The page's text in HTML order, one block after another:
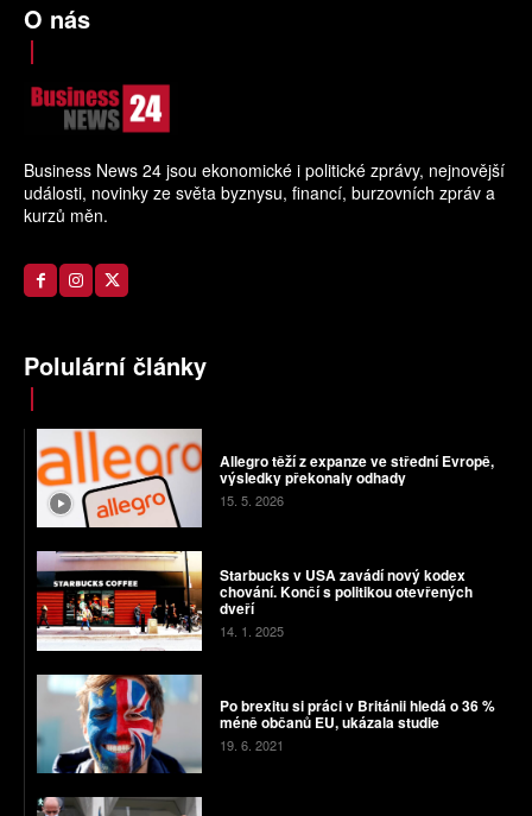
O nás
Business News 24 jsou ekonomické i politické zprávy, nejnovější
události, novinky ze světa byznysu, financí, burzovních zpráv a
kurzů měn.
Polulární články
Allegro těží z expanze ve střední Evropě,
výsledky překonaly odhady
15. 5. 2026
Starbucks v USA zavádí nový kodex
chování. Končí s politikou otevřených
dveří
14. 1. 2025
Po brexitu si práci v Británii hledá o 36 %
méně občanů EU, ukázala studie
19. 6. 2021